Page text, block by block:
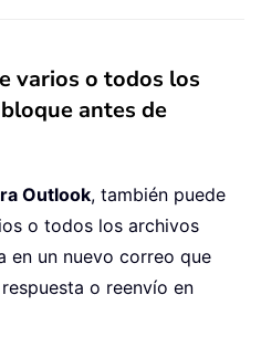
varios o todos los
antes de
Outlook, también puede
o todos los archivos
en un nuevo correo que
o reenvío en